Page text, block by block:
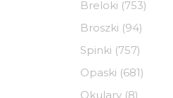
Breloki (753)
Broszki (94)
Spinki (757)
Opaski (681)
Okulary (8)